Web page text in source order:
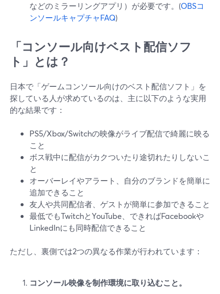
などのミラーリングアプリ）が必要です。(OBSコ
ンソールキャプチャFAQ)
「コンソール向けベスト配信ソフ
ト」とは？
日本で「ゲームコンソール向けのベスト配信ソフト」を
探している人が求めているのは、主に以下のような実用
的な結果です：
PS5/Xbox/Switchの映像がライブ配信で綺麗に映る
こと
ボス戦中に配信がカクついたり途切れたりしないこ
と
オーバーレイやアラート、自分のブランドを簡単に
追加できること
友人や共同配信者、ゲストが簡単に参加できること
最低でもTwitchとYouTube、できればFacebookや
LinkedInにも同時配信できること
ただし、裏側では2つの異なる作業が行われています：
コンソール映像を制作環境に取り込むこと。